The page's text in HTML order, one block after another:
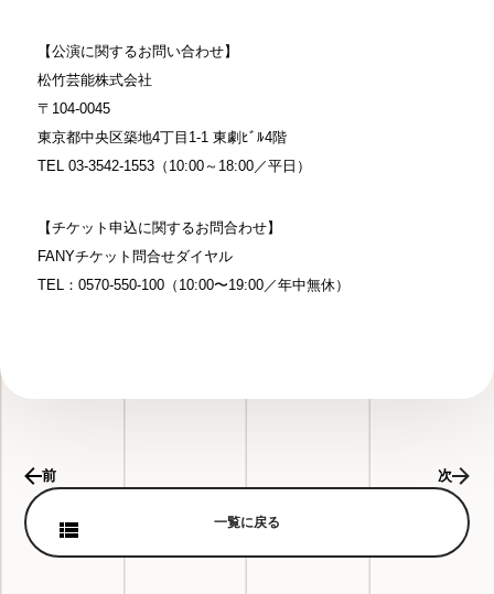
【公演に関するお問い合わせ】
松竹芸能株式会社
〒104-0045
東京都中央区築地4丁⽬1-1 東劇ﾋﾞﾙ4階
TEL 03-3542-1553（10:00～18:00／平日）
【チケット申込に関するお問合わせ】
FANYチケット問合せダイヤル
TEL：0570-550-100（10:00〜19:00／年中無休）
前 次
一覧に戻る